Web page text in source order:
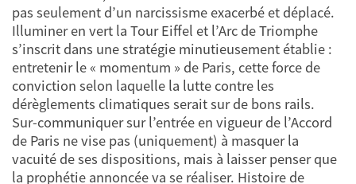
pas seulement d’un narcissisme exacerbé et déplacé.
Illuminer en vert la Tour Eiffel et l’Arc de Triomphe
s’inscrit dans une stratégie minutieusement établie :
entretenir le « momentum » de Paris, cette force de
conviction selon laquelle la lutte contre les
dérèglements climatiques serait sur de bons rails.
Sur-communiquer sur l’entrée en vigueur de l’Accord
de Paris ne vise pas (uniquement) à masquer la
vacuité de ses dispositions, mais à laisser penser que
la prophétie annoncée va se réaliser. Histoire de